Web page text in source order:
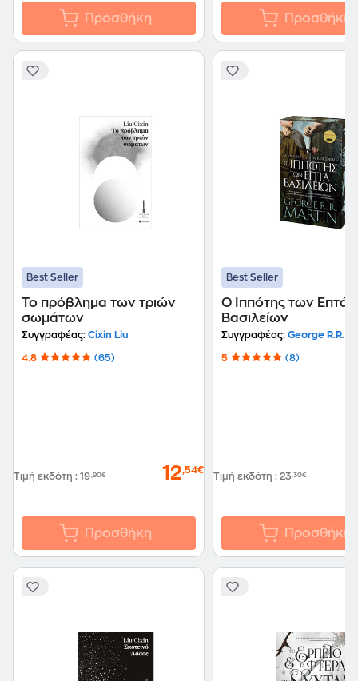
Προσθήκη Προσθήκη
Best Seller
Το πρόβλημα των τριών
σωμάτων
Συγγραφέας: Cixin Liu
4.8 (65)
Τιμή εκδότη : 19,90€ 12,54€
Προσθήκη
Best Seller
Ο Ιππότης των Επτά
Βασιλείων
Συγγραφέας: George R.R.
5 (8)
Τιμή εκδότη : 23,30€
Προσθήκη